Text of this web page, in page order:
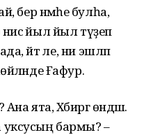
бер нәмәһе булһа,
йыл йыл түҙеп
әйт әле, ни эшләп
Ғафур.
ята, Хәбиргә өндәш.
бармы? –